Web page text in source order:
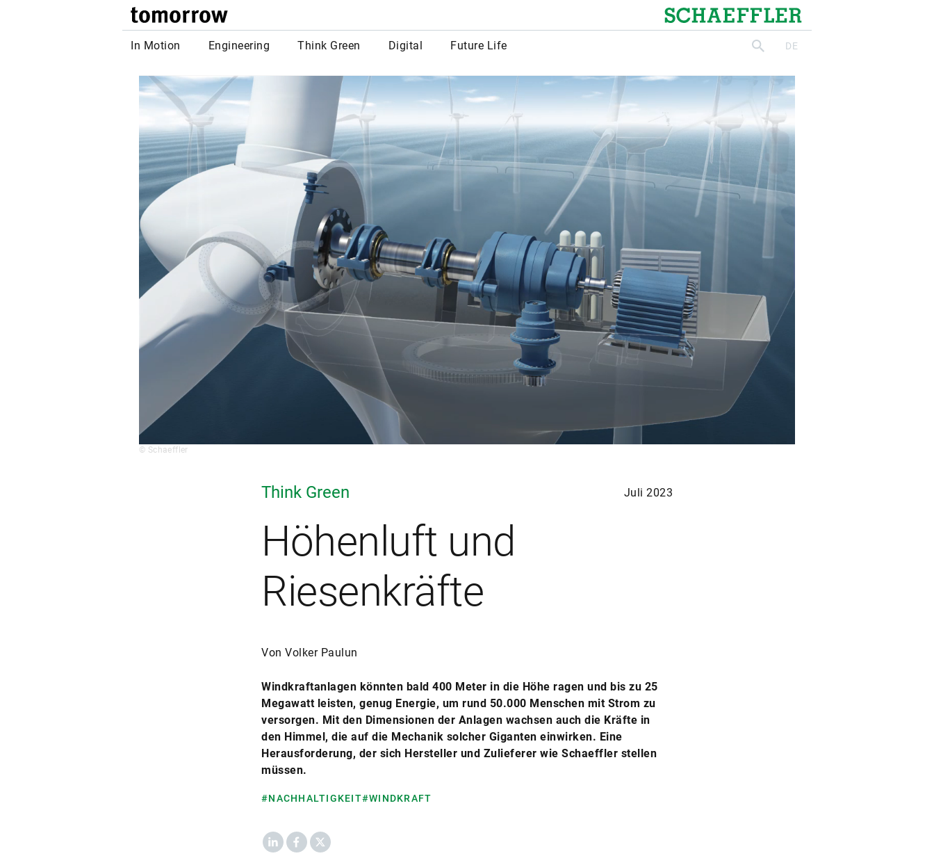
tomorrow Schaeffler
In Motion Engineering Think Green Digital Future Life suchenDE
© Schaeffler
Think Green Juli 2023
Höhenluft und
Riesenkräfte
Von Volker Paulun
Windkraftanlagen könnten bald 400 Meter in die Höhe ragen und bis zu 25
Megawatt leisten, genug Energie, um rund 50.000 Menschen mit Strom zu
versorgen. Mit den Dimensionen der Anlagen wachsen auch die Kräfte in
den Himmel, die auf die Mechanik solcher Giganten einwirken. Eine
Herausforderung, der sich Hersteller und Zulieferer wie Schaeffler stellen
müssen.
#NACHHALTIGKEIT#WINDKRAFT
LinkedInFacebook
X